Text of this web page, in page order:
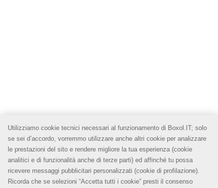
Utilizziamo cookie tecnici necessari al funzionamento di Boxol.IT; solo
se sei d’accordo, vorremmo utilizzare anche altri cookie per analizzare
le prestazioni del sito e rendere migliore la tua esperienza (cookie
analitici e di funzionalità anche di terze parti) ed affinché tu possa
ricevere messaggi pubblicitari personalizzati (cookie di profilazione).
Ricorda che se selezioni “Accetta tutti i cookie” presti il consenso